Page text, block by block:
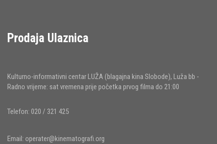
Prodaja Ulaznica
Kulturno-informativni centar LUŽA (blagajna kina Slobode), Luža bb -
Radno vrijeme: sat vremena prije početka prvog filma do 21:00
Telefon: 020 / 321 425
Email: operater@kinematografi.org